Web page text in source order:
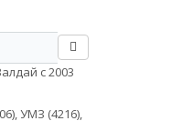
с 2003
УМЗ (4216),